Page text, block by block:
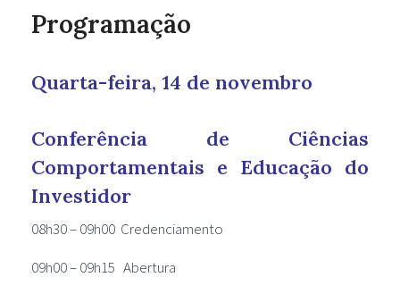
Programação
Quarta-feira, 14 de novembro
Conferência de Ciências
Comportamentais e Educação do
Investidor
08h30 – 09h00 Credenciamento
09h00 – 09h15 Abertura